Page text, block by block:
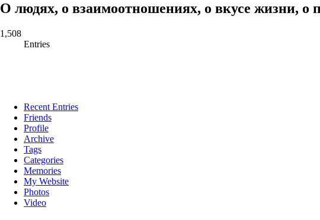
О людях, о взаимоотношениях, о вкусе жизни, о
1,508
Entries
Recent Entries
Friends
Profile
Archive
Tags
Categories
Memories
My Website
Photos
Video